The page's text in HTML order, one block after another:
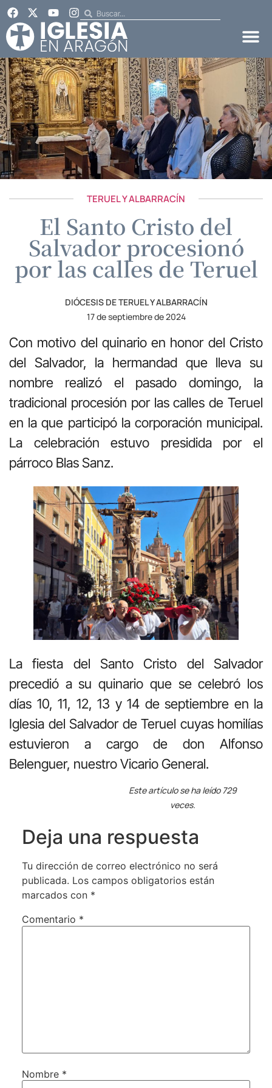
TERUEL Y ALBARRACÍN
El Santo Cristo del
Salvador procesionó
por las calles de Teruel
DIÓCESIS DE TERUEL Y ALBARRACÍN
17 de septiembre de 2024
Con motivo del quinario en honor del Cristo
del Salvador, la hermandad que lleva su
nombre realizó el pasado domingo, la
tradicional procesión por las calles de Teruel
en la que participó la corporación municipal.
La celebración estuvo presidida por el
párroco Blas Sanz.
La fiesta del Santo Cristo del Salvador
precedió a su quinario que se celebró los
días 10, 11, 12, 13 y 14 de septiembre en la
Iglesia del Salvador de Teruel cuyas homilías
estuvieron a cargo de don Alfonso
Belenguer, nuestro Vicario General.
Este artículo se ha leído 729
veces.
Deja una respuesta
Tu dirección de correo electrónico no será
publicada. Los campos obligatorios están
marcados con *
Comentario *
Nombre *